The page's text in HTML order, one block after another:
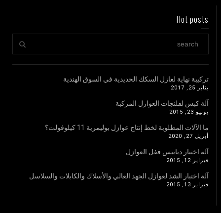
Hot posts
تركيبة نهاية لعازل السكك الحديدية في السوق الهندية
يناير 25, 2017
آلة كبس لفلنجات العوازل المركبة
يونيو 23, 2015
ما الآلات المطلوبة لخط إنتاج عوازل بوليمرية 11 كيلوفولت؟
أبريل 27, 2020
آلة اختبار دبابيس قفل العوازل
فبراير 12, 2015
آلة اختبار الشد لعوازل الجهد العالي والأسلاك والكابلات والسلاسل
فبراير 13, 2015